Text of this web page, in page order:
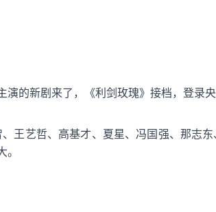
演的新剧来了，《利剑玫瑰》接档，登录
王艺哲、高基才、夏星、冯国强、那志